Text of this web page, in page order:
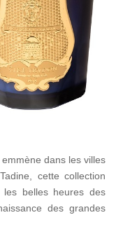
dans les villes
cette collection
belles heures des
des grandes